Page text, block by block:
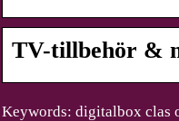
TV-tillbehör &
Keywords: digitalbox clas